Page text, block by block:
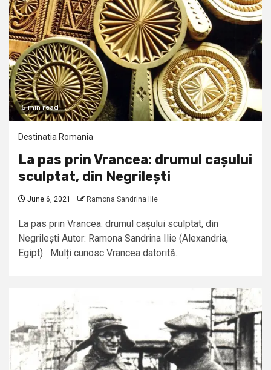
5 min read
Destinatia Romania
La pas prin Vrancea: drumul cașului
sculptat, din Negrilești
June 6, 2021 Ramona Sandrina Ilie
La pas prin Vrancea: drumul cașului sculptat, din
Negrilești Autor: Ramona Sandrina Ilie (Alexandria,
Egipt) Mulți cunosc Vrancea datorită...